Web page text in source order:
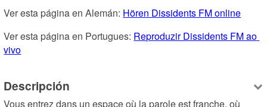
Ver esta página en Alemán: Hören Dissidents FM online
Ver esta página en Portugues: Reproduzir Dissidents FM ao
vivo
Descripción
Vous entrez dans un espace où la parole est franche, où